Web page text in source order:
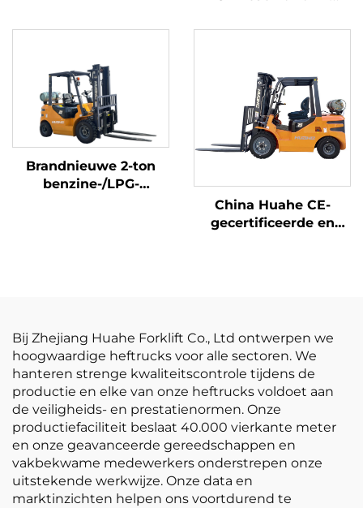
van 2,5 ton,
Brandnieuwe 2-ton
benzine-/LPG-
China Huahe CE-
gecertificeerde en
Bij Zhejiang Huahe Forklift Co., Ltd ontwerpen we
hoogwaardige heftrucks voor alle sectoren. We
hanteren strenge kwaliteitscontrole tijdens de
productie en elke van onze heftrucks voldoet aan
de veiligheids- en prestatienormen. Onze
productiefaciliteit beslaat 40.000 vierkante meter
en onze geavanceerde gereedschappen en
vakbekwame medewerkers onderstrepen onze
uitstekende werkwijze. Onze data en
marktinzichten helpen ons voortdurend te